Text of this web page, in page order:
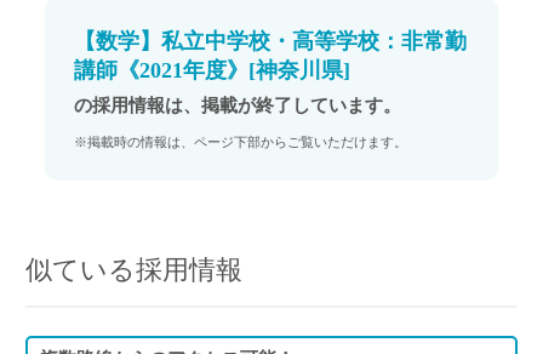
【数学】私立中学校・高等学校：非常勤
講師《2021年度》[神奈川県]
の採用情報は、掲載が終了しています。
※掲載時の情報は、ページ下部からご覧いただけます。
似ている採用情報